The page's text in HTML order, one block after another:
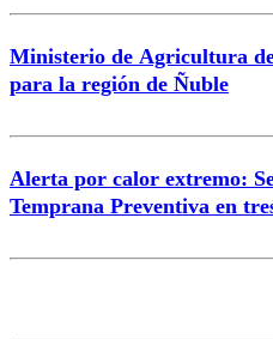
Ministerio de Agricultura
para la región de Ñuble
Alerta por calor extremo:
Temprana Preventiva en